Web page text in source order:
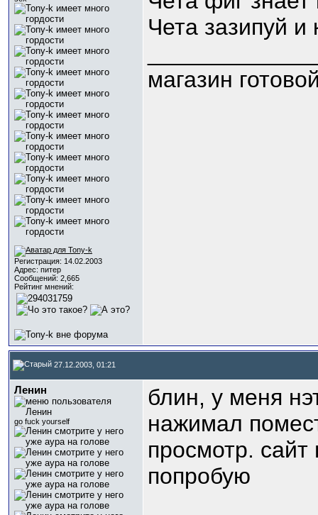
Регистрация: 14.02.2003
Адрес: питер
Сообщений: 2,665
Рейтинг мнений:
Чета зазипуй и
магазин
27.12.2003, 01:21
Ленин
go fuck yourself
блин, у меня
нажимал
просмотр. сайт
попробую